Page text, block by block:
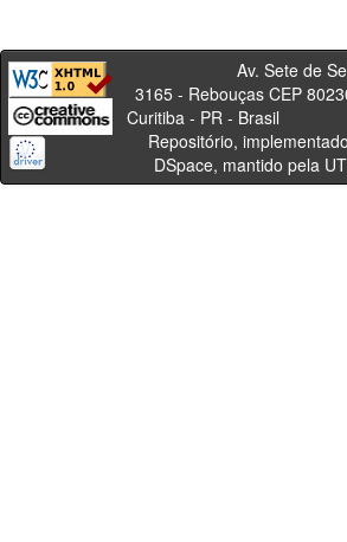
Av. Sete de
3165 - Rebouças CEP
Curitiba - PR -
Repositório,
DSpace, mantido pela